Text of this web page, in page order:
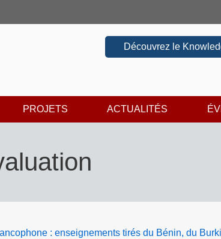
Découvrez le
PROJETS ACTUALITÉS
: enseignements tirés du Bénin, du